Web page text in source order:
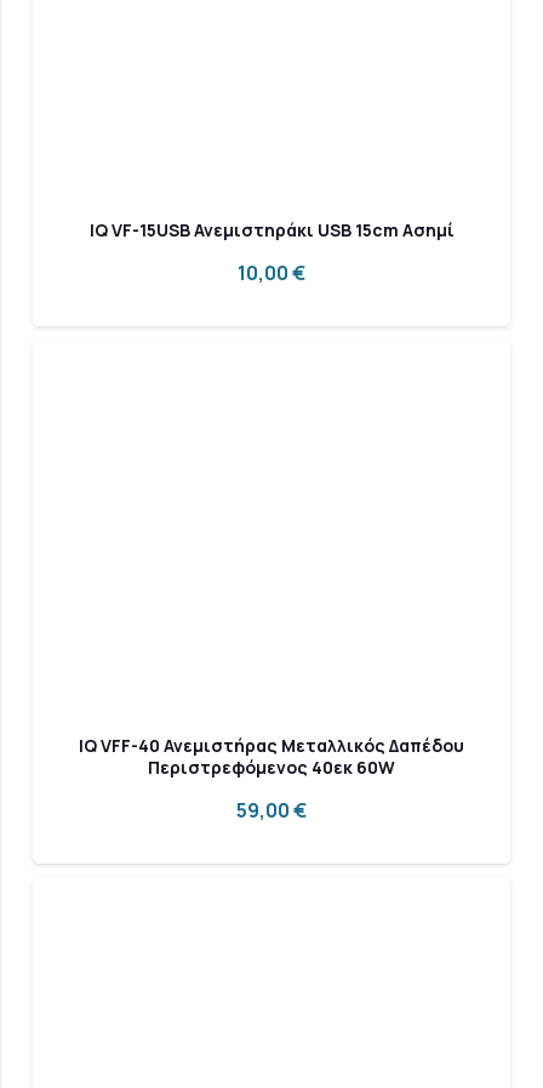
IQ VF-15USB Ανεμιστηράκι USB 15cm Ασημί
10,00€
IQ VFF-40 Ανεμιστήρας Μεταλλικός Δαπέδου
Περιστρεφόμενος 40εκ 60W
59,00€